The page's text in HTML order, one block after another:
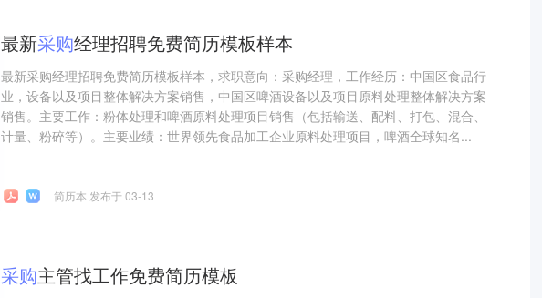
最新采购经理招聘免费简历模板样本
最新采购经理招聘免费简历模板样本，求职意向：采购经理，工作经历：中国区食品行
业，设备以及项目整体解决方案销售，中国区啤酒设备以及项目原料处理整体解决方案
销售。主要工作：粉体处理和啤酒原料处理项目销售（包括输送、配料、打包、混合、
计量、粉碎等）。主要业绩：世界领先食品加工企业原料处理项目，啤酒全球知名...
简历本 发布于 03-13
采购主管找工作免费简历模板